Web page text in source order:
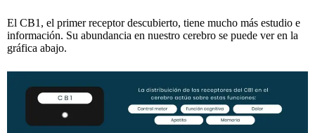
El CB1, el primer receptor descubierto, tiene mucho más estudio e
información. Su abundancia en nuestro cerebro se puede ver en la
gráfica abajo.